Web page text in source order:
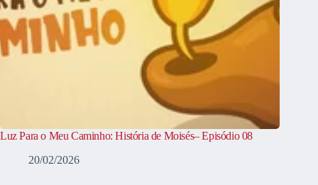
Luz Para o Meu Caminho: História de Moisés– Episódio 08
20/02/2026